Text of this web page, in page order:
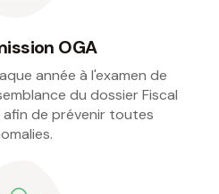
OGA
année à l'examen de
du dossier Fiscal
de prévenir toutes